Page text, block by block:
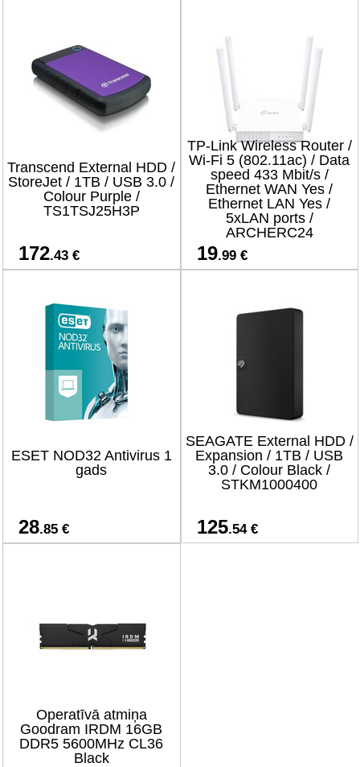
Transcend External HDD /
StoreJet / 1TB / USB 3.0 /
Colour Purple /
TS1TSJ25H3P
172.43 €
TP-Link Wireless Router /
Wi-Fi 5 (802.11ac) / Data
speed 433 Mbit/s /
Ethernet WAN Yes /
Ethernet LAN Yes /
5xLAN ports /
ARCHERC24
19.99 €
ESET NOD32 Antivirus 1
gads
28.85 €
SEAGATE External HDD /
Expansion / 1TB / USB
3.0 / Colour Black /
STKM1000400
125.54 €
Operatīvā atmiņa
Goodram IRDM 16GB
DDR5 5600MHz CL36
Black